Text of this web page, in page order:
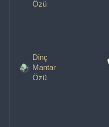
Özü
Dinç
Mantar
Özü